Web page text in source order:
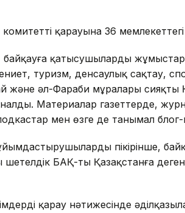
қарауына 36 мемлекеттегі
байқауға қатысушылардың
туризм, денсаулық сақтау,
және әл-Фараби мұралары сияқты
Материалар газеттерде,
мен өзге де танымал
пікірінше,
шетелдік БАҚ-тың Қазақстанға
қарау нәтижесінде